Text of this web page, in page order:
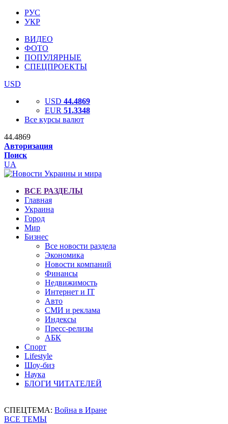
РУС
УКР
ВИДЕО
ФОТО
ПОПУЛЯРНЫЕ
СПЕЦПРОЕКТЫ
USD
USD 44.4869
EUR 51.3348
Все курсы валют
44.4869
Авторизация
Поиск
UA
ВСЕ РАЗДЕЛЫ
Главная
Украина
Город
Мир
Бизнес
Все новости раздела
Экономика
Новости компаний
Финансы
Недвижимость
Интернет и IT
Авто
СМИ и реклама
Индексы
Пресс-релизы
АБК
Спорт
Lifestyle
Шоу-биз
Наука
БЛОГИ ЧИТАТЕЛЕЙ
СПЕЦТЕМА: Война в Иране
ВСЕ ТЕМЫ